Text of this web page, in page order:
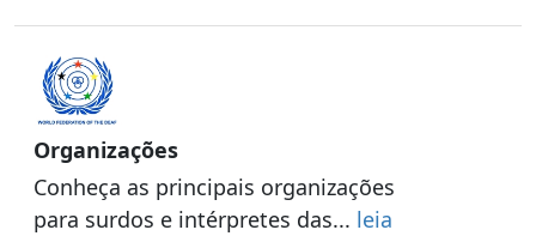
Organizações
Conheça as principais organizações
para surdos e intérpretes das... leia